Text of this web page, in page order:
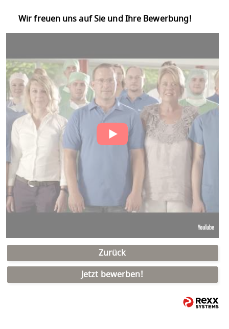
Wir freuen uns auf Sie und Ihre Bewerbung!
Zurück
Jetzt bewerben!